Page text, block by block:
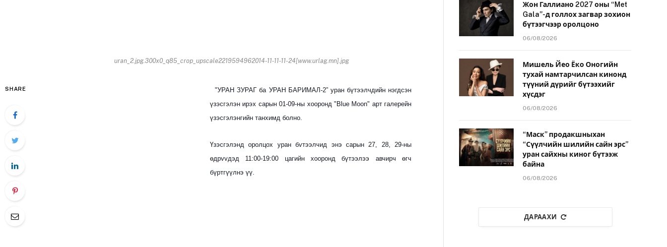
uran_2.jpg.300x0_q85_crop_upscale2219594962014-11-11-11-24[www.urlag.mn].jpg
SHARE
"УРАН ЗУРАГ ба УРАН БАРИМАЛ-2” уран бүтээлчдийн нэгдсэн
үзэсгэлэн ирэх сарын 01-09-ны хооронд "Blue Moon" арт галерейн
үзэсгэлэнгийн танхимд болно.
Үзэсгэлэнд оролцох уран бvтээлчид энэ сарын 27, 28, 29-ны
өдрvvдэд 11:00-19:00 цагийн хооронд бүтээлээ авчирч өгч
бүртгүүлнэ үү.
Жон Галлиано 2027 оны “Met
Gala”-д голлох загвар зохион
бүтээгчээр оролцоно
06/08/2026
Мишель Йео Ёко Оногийн
тухай намтарчилсан кинонд
түүний дүрийг бүтээхийг
хүсдэг
06/08/2026
“Маск” продакшныхан
“Сүүлчийн шилийн сайн эрс”
уран сайхны киног бүтээж
байна
06/08/2026
ДАРААХИ